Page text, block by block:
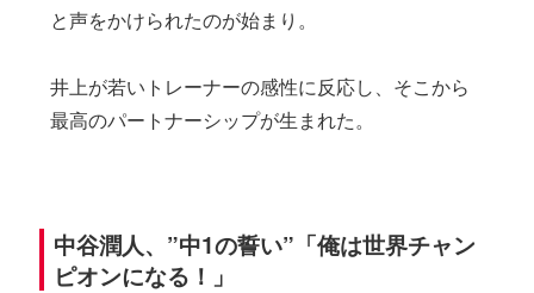
と声をかけられたのが始まり。
井上が若いトレーナーの感性に反応し、そこから
最高のパートナーシップが生まれた。
中谷潤人、”中1の誓い”「俺は世界チャン
ピオンになる！」